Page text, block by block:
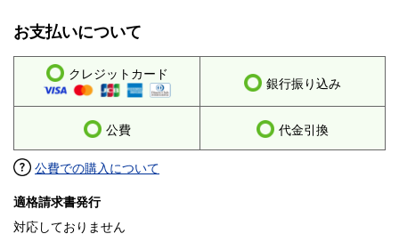
お支払いについて
クレジットカード
銀行振り込み
公費 代金引換
公費での購入について
適格請求書発行
対応しておりません